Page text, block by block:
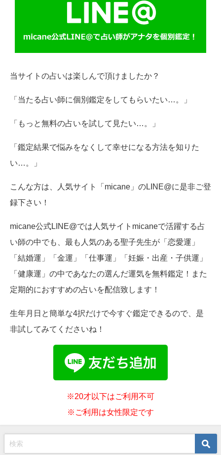
当サイトの占いは楽しんで頂けましたか？
「当たる占い師に個別鑑定をしてもらいたい…。」
「もっと無料の占いを試して見たい…。」
「鑑定結果で悩みをなくして幸せになる方法を知りた
い…。」
こんな方は、人気サイト「micane」のLINE@に是非ご登
録下さい！
micane公式LINE@では人気サイトmicaneで活躍する占
い師の中でも、最も人気のある聖子先生が「恋愛運」
「結婚運」「金運」「仕事運」「妊娠・出産・子供運」
「健康運」の中であなたの選んだ運気を無料鑑定！また
定期的におすすめの占いを配信致します！
生年月日と簡単な4択だけで今すぐ鑑定できるので、是
非試してみてくださいね！
※20才以下はご利用不可
※ご利用は女性限定です